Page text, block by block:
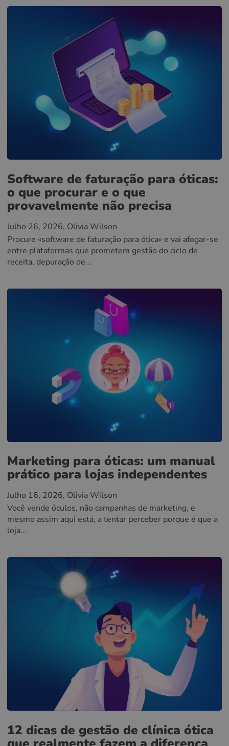
Software de faturação para óticas:
o que procurar e o que
provavelmente não precisa
Julho 26, 2026, Olivia Wilson
Procure «software de faturação para ótica» e vai afogar-se
entre plataformas que prometem gestão do ciclo de
receita, depuração de...
Marketing para óticas: um manual
prático para lojas independentes
Julho 16, 2026, Olivia Wilson
Você vende óculos, não campanhas de marketing, e
mesmo assim aqui está, a tentar perceber porque é que a
loja...
12 dicas de gestão de clínica ótica